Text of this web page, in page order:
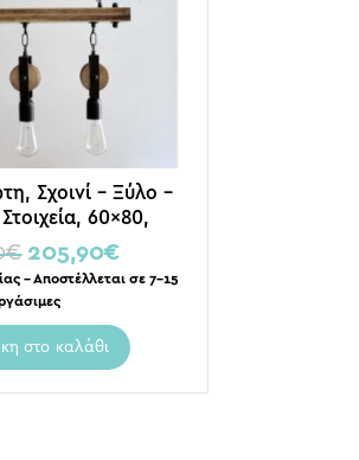
Σχοινί – Ξύλο –
60×80,
€ 205,90€
– Αποστέλλεται σε 7-15
στο καλάθι